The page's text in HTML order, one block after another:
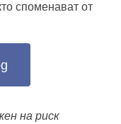
споменават от
на риск